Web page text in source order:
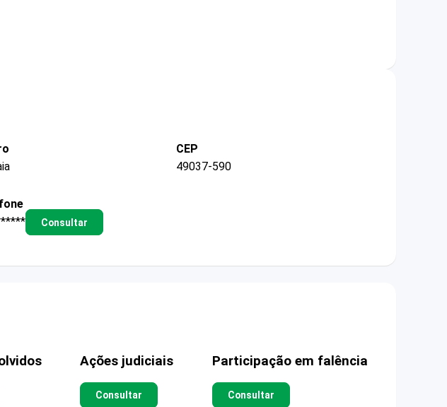
CEP
49037-590
Consultar
Ações judiciais
Consultar
Participação em falência
Consultar